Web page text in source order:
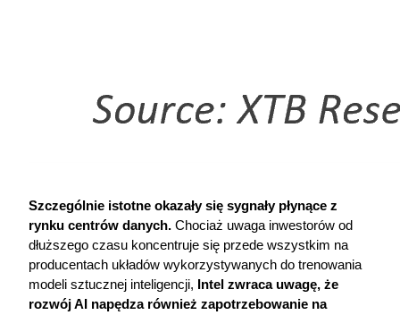
Szczególnie istotne okazały się sygnały płynące z
rynku centrów danych. Chociaż uwaga inwestorów od
dłuższego czasu koncentruje się przede wszystkim na
producentach układów wykorzystywanych do trenowania
modeli sztucznej inteligencji, Intel zwraca uwagę, że
rozwój AI napędza również zapotrzebowanie na